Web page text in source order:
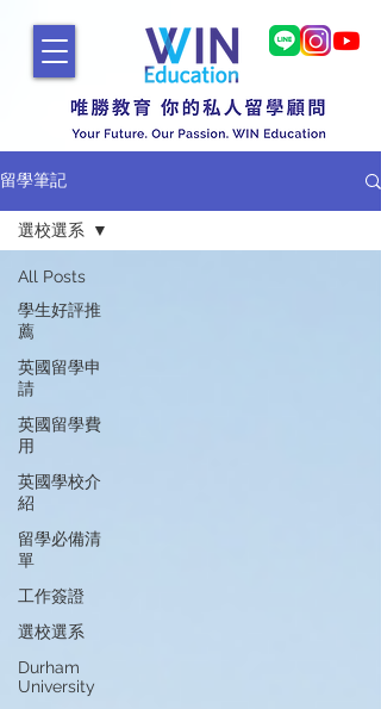
留學筆記
All Posts
學生好評推
薦
英國留學申
請
英國留學費
用
英國學校介
紹
留學必備清
單
工作簽證
選校選系
Durham
University
選校選系